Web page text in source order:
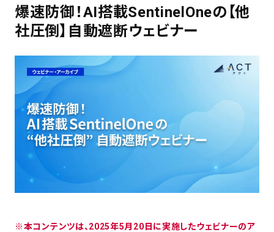
爆速防御！AI搭載SentinelOneの【他
社圧倒】自動遮断ウェビナー
※本コンテンツは、2025年5月20日に実施したウェビナーのア